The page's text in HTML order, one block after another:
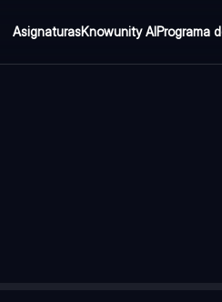
AsignaturasKnowunity AIPrograma